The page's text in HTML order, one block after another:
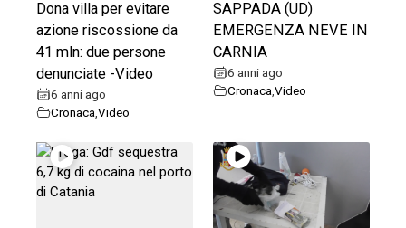
Dona villa per evitare
azione riscossione da
41 mln: due persone
denunciate -Video
6 anni ago
Cronaca Video
SAPPADA (UD)
EMERGENZA NEVE IN
CARNIA
6 anni ago
Cronaca ,Video